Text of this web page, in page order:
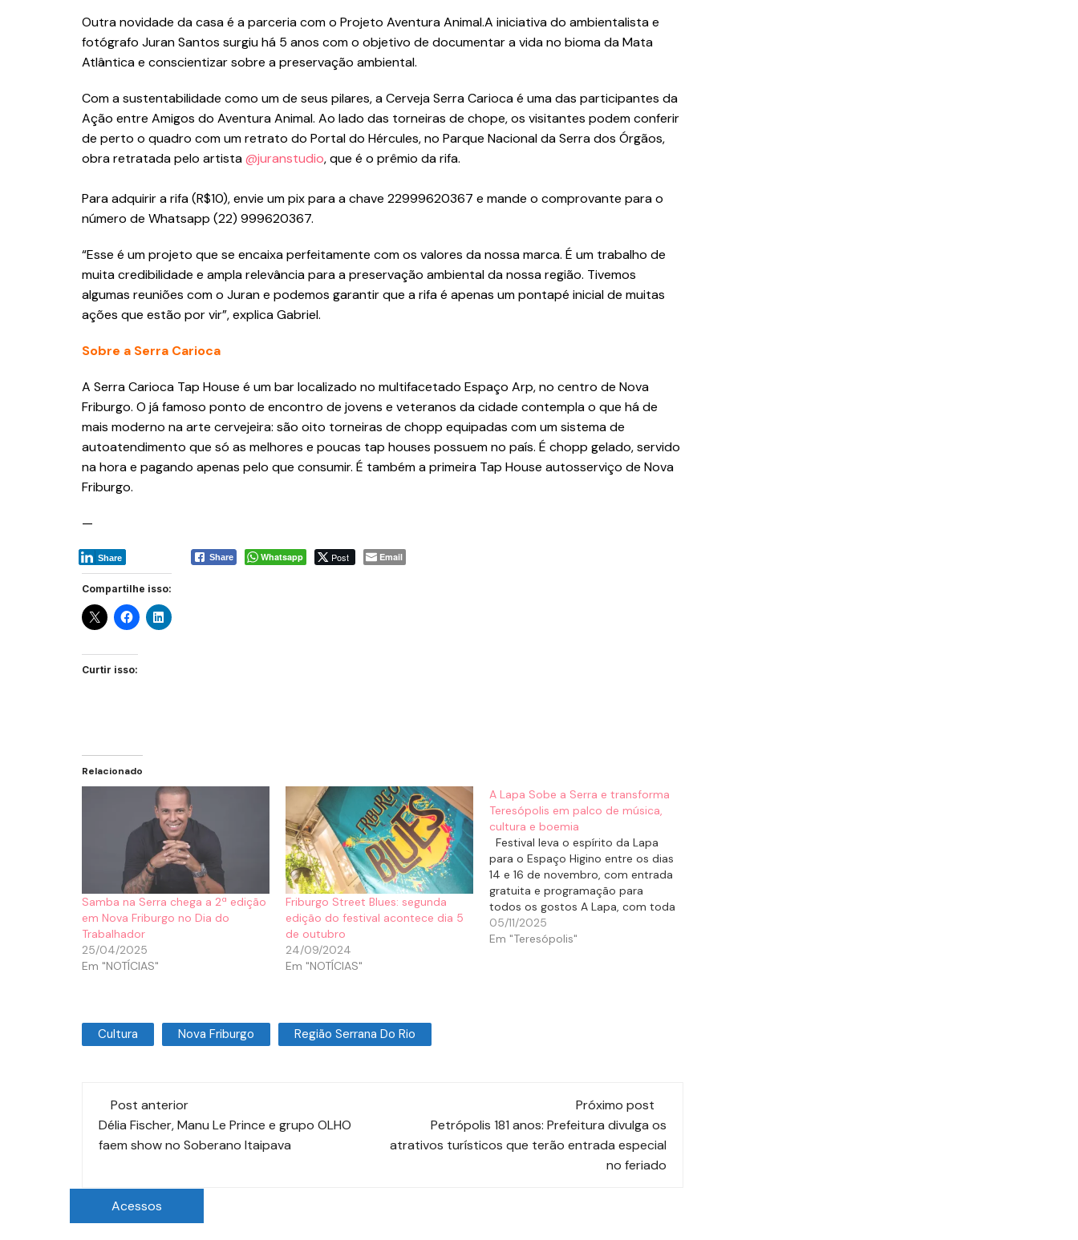
Outra novidade da casa é a parceria com o Projeto Aventura Animal.A iniciativa do ambientalista e
fotógrafo Juran Santos surgiu há 5 anos com o objetivo de documentar a vida no bioma da Mata
Atlântica e conscientizar sobre a preservação ambiental.
Com a sustentabilidade como um de seus pilares, a Cerveja Serra Carioca é uma das participantes da
Ação entre Amigos do Aventura Animal. Ao lado das torneiras de chope, os visitantes podem conferir
de perto o quadro com um retrato do Portal do Hércules, no Parque Nacional da Serra dos Órgãos,
obra retratada pelo artista@juranstudio, que é o prêmio da rifa.
Para adquirir a rifa (R$10), envie um pix para a chave 22999620367 e mande o comprovante para o
número de Whatsapp (22) 999620367.
“Esse é um projeto que se encaixa perfeitamente com os valores da nossa marca. É um trabalho de
muita credibilidade e ampla relevância para a preservação ambiental da nossa região. Tivemos
algumas reuniões com o Juran e podemos garantir que a rifa é apenas um pontapé inicial de muitas
ações que estão por vir”, explica Gabriel.
Sobre a Serra Carioca
A Serra Carioca Tap House é um bar localizado no multifacetado Espaço Arp, no centro de Nova
Friburgo. O já famoso ponto de encontro de jovens e veteranos da cidade contempla o que há de
mais moderno na arte cervejeira: são oito torneiras de chopp equipadas com um sistema de
autoatendimento que só as melhores e poucas tap houses possuem no país. É chopp gelado, servido
na hora e pagando apenas pelo que consumir. É também a primeira Tap House autosserviço de Nova
Friburgo.
—
Share Whatsapp Post Email
Share
Compartilhe isso:
Curtir isso:
Relacionado
Samba na Serra chega a 2ª edição
em Nova Friburgo no Dia do
Trabalhador
25/04/2025
Em "NOTÍCIAS"
Friburgo Street Blues: segunda
edição do festival acontece dia 5
de outubro
24/09/2024
Em "NOTÍCIAS"
A Lapa Sobe a Serra e transforma
Teresópolis em palco de música,
cultura e boemia
Festival leva o espírito da Lapa
para o Espaço Higino entre os dias
14 e 16 de novembro, com entrada
gratuita e programação para
todos os gostos A Lapa, com toda
a sua energia, samba e boemia, vai
subir a serra neste mês de
05/11/2025
Em "Teresópolis"
Cultura Nova Friburgo Região Serrana Do Rio
Post anterior
Délia Fischer, Manu Le Prince e grupo OLHO
faem show no Soberano Itaipava
Próximo post
Petrópolis 181 anos: Prefeitura divulga os
atrativos turísticos que terão entrada especial
no feriado
Acessos